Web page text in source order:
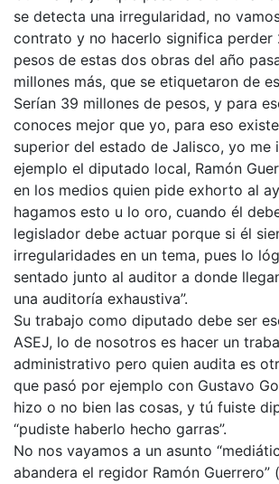
se detecta una irregularidad, no
contrato y no hacerlo significa perder
pesos de estas dos obras del año
millones más, que se etiquetaron de
Serían 39 millones de pesos, y para
conoces mejor que yo, para eso
superior del estado de Jalisco, yo me
ejemplo el diputado local, Ramón
en los medios quien pide exhorto al
hagamos esto u lo oro, cuando él
legislador debe actuar porque si él
irregularidades en un tema, pues lo
sentado junto al auditor a donde
una auditoría exhaustiva”.
Su trabajo como diputado debe ser
ASEJ, lo de nosotros es hacer un
administrativo pero quien audita es
que pasó por ejemplo con Gustavo
hizo o no bien las cosas, y tú fuiste
“pudiste haberlo hecho garras”.
No nos vayamos a un asunto
abandera el regidor Ramón Guerrero”